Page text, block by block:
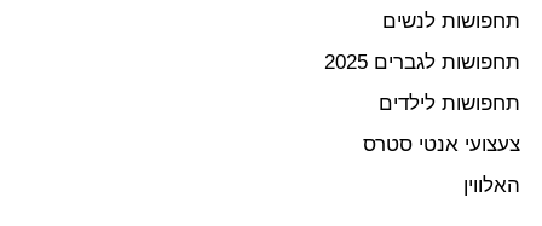
תחפושות לנשים
תחפושות לגברים 2025
תחפושות לילדים
צעצועי אנטי סטרס
האלווין